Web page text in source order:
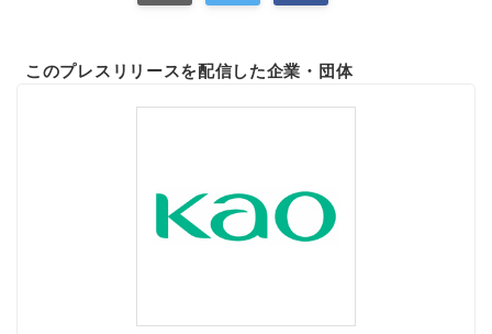
このプレスリリースを配信した企業・団体